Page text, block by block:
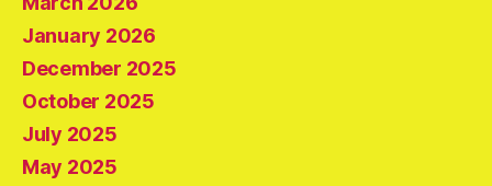
January 2026
December 2025
October 2025
July 2025
May 2025